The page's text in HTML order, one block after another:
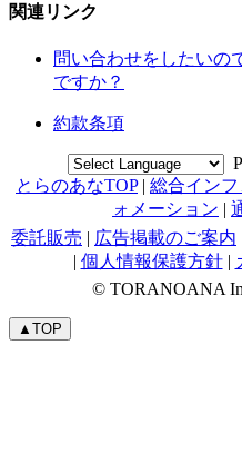
関連リンク
問い合わせをしたいの
ですか？
約款条項
とらのあなTOP| 総合イン
ォメーション |
委託販売 | 広告掲載のご案内
| 個人情報保護方針|
© TORANOANA
▲TOP